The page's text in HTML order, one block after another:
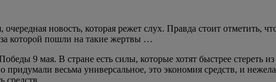
новость, которая режет слух. Правда стоит отметить,
которой пошли на такие жертвы …
9 мая. В стране есть силы, которые хотят быстрее стереть
придумали весьма универсальное, это экономия средств, и
средств.